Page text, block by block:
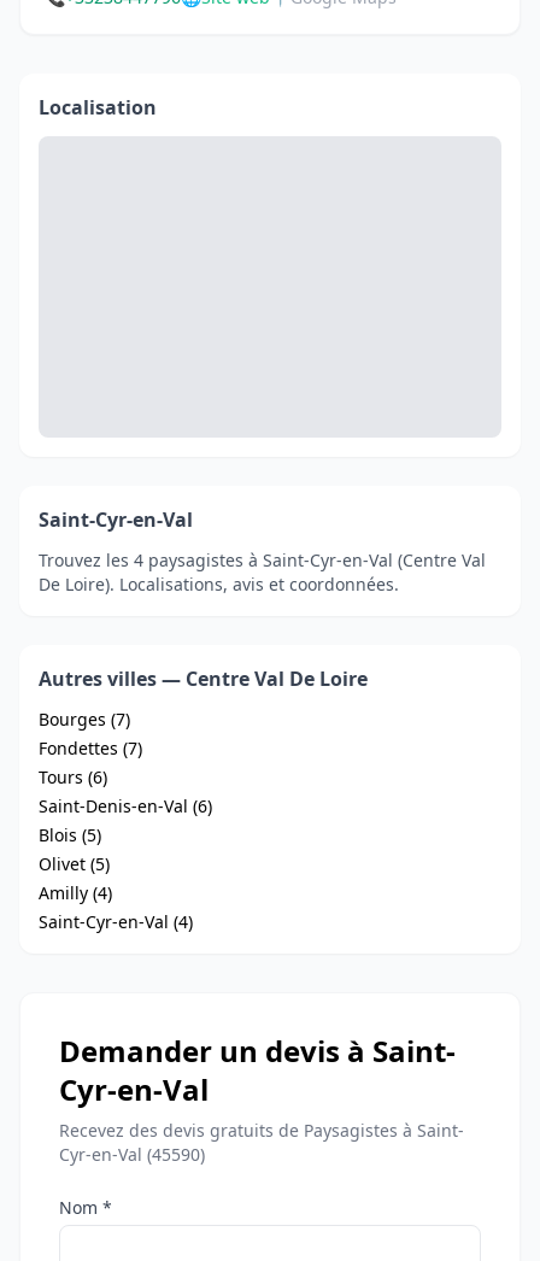
Localisation
Saint-Cyr-en-Val
Trouvez les 4 paysagistes à Saint-Cyr-en-Val (Centre Val
De Loire). Localisations, avis et coordonnées.
Autres villes — Centre Val De Loire
Bourges (7)
Fondettes (7)
Tours (6)
Saint-Denis-en-Val (6)
Blois (5)
Olivet (5)
Amilly (4)
Saint-Cyr-en-Val (4)
Demander un devis à Saint-
Cyr-en-Val
Recevez des devis gratuits de Paysagistes à Saint-
Cyr-en-Val (45590)
Nom *